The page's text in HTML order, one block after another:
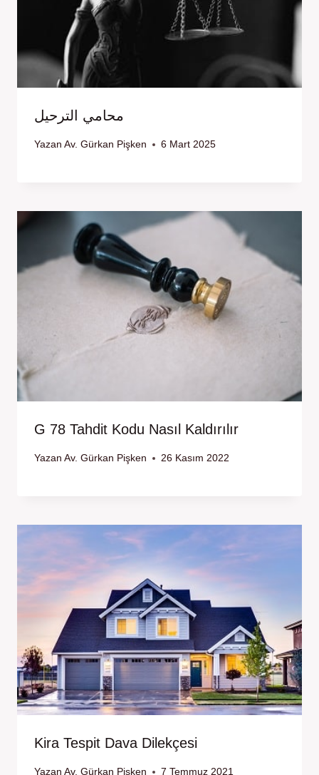
محامي الترحيل
Yazan Av. Gürkan Pişken 6 Mart 2025
G 78 Tahdit Kodu Nasıl Kaldırılır
Yazan Av. Gürkan Pişken 26 Kasım 2022
Kira Tespit Dava Dilekçesi
Yazan Av. Gürkan Pişken 7 Temmuz 2021